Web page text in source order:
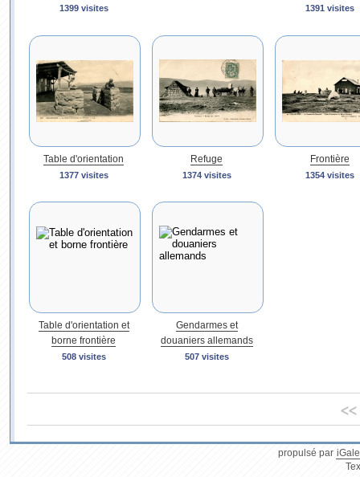
1399 visites
1391 visites
Table d'orientation
1377 visites
Refuge
1374 visites
Frontière
1354 visites
Table d'orientation et
borne frontière
508 visites
Gendarmes et
douaniers allemands
507 visites
<<
propulsé par